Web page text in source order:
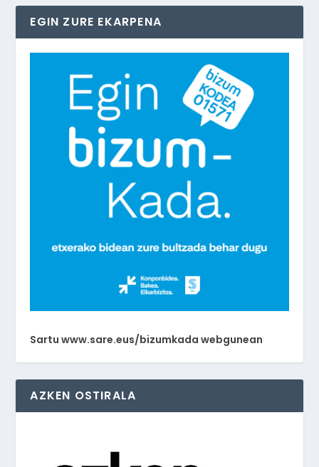
EGIN ZURE EKARPENA
Sartu www.sare.eus/bizumkada webgunean
AZKEN OSTIRALA